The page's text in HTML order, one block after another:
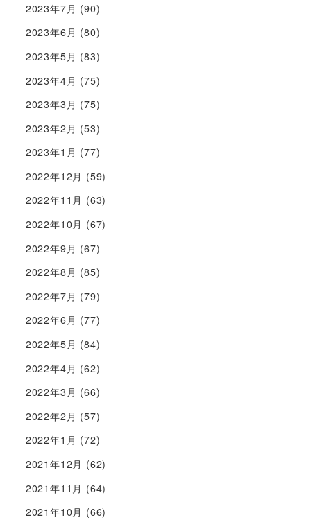
2023年7月 (90)
2023年6月 (80)
2023年5月 (83)
2023年4月 (75)
2023年3月 (75)
2023年2月 (53)
2023年1月 (77)
2022年12月 (59)
2022年11月 (63)
2022年10月 (67)
2022年9月 (67)
2022年8月 (85)
2022年7月 (79)
2022年6月 (77)
2022年5月 (84)
2022年4月 (62)
2022年3月 (66)
2022年2月 (57)
2022年1月 (72)
2021年12月 (62)
2021年11月 (64)
2021年10月 (66)